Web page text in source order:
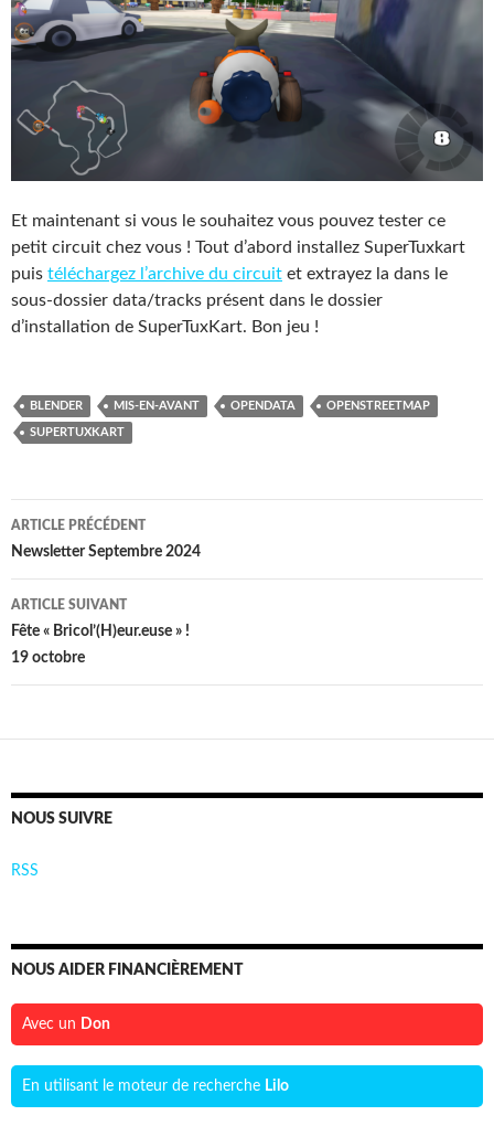
Et maintenant si vous le souhaitez vous pouvez tester ce
petit circuit chez vous ! Tout d’abord installez SuperTuxkart
puis téléchargez l’archive du circuit et extrayez la dans le
sous-dossier data/tracks présent dans le dossier
d’installation de SuperTuxKart. Bon jeu !
BLENDER MIS-EN-AVANT OPENDATA OPENSTREETMAP
SUPERTUXKART
Navigation
des
articles
ARTICLE PRÉCÉDENT
Newsletter Septembre 2024
ARTICLE SUIVANT
Fête « Bricol’(H)eur.euse » !
19 octobre
NOUS SUIVRE
RSS
NOUS AIDER FINANCIÈREMENT
Avec un Don
En utilisant le moteur de recherche Lilo